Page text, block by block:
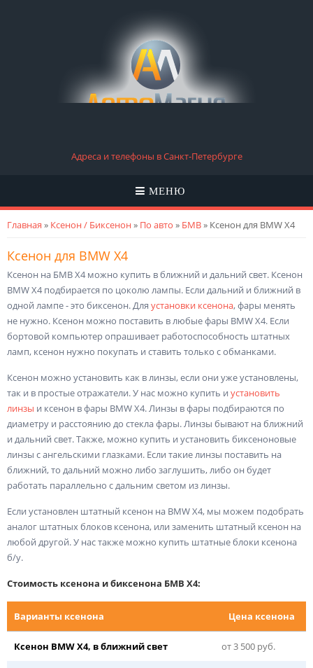
Адреса и телефоны в Санкт-Петербурге
МЕНЮ
Вы здесь
Главная » Ксенон / Биксенон» По авто » БМВ» Ксенон для BMW X4
Ксенон для BMW X4
Ксенон на БМВ Х4 можно купить в ближний и дальний свет. Ксенон
BMW X4 подбирается по цоколю лампы. Если дальний и ближний в
одной лампе - это биксенон. Для установки ксенона, фары менять
не нужно. Ксенон можно поставить в любые фары BMW X4. Если
бортовой компьютер опрашивает работоспособность штатных
ламп, ксенон нужно покупать и ставить только с обманками.
Ксенон можно установить как в линзы, если они уже установлены,
так и в простые отражатели. У нас можно купить и установить
линзы и ксенон в фары BMW X4. Линзы в фары подбираются по
диаметру и расстоянию до стекла фары. Линзы бывают на ближний
и дальний свет. Также, можно купить и установить биксеноновые
линзы с ангельскими глазками. Если такие линзы поставить на
ближний, то дальний можно либо заглушить, либо он будет
работать параллельно с дальним светом из линзы.
Если установлен штатный ксенон на BMW X4, мы можем подобрать
аналог штатных блоков ксенона, или заменить штатный ксенон на
любой другой. У нас также можно купить штатные блоки ксенона
б/у.
Стоимость ксенона и биксенона БМВ Х4:
Варианты ксенона Цена ксенона
Ксенон BMW X4, в ближний свет от 3 500 руб.